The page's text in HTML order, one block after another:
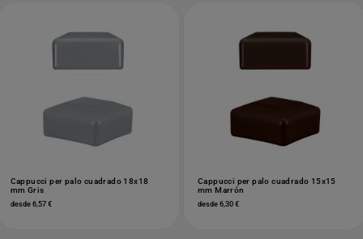
Cappucci per palo cuadrado 18x18
mm Gris
desde 6,57 €
Cappucci per palo cuadrado 15x15
mm Marrón
desde 6,30 €